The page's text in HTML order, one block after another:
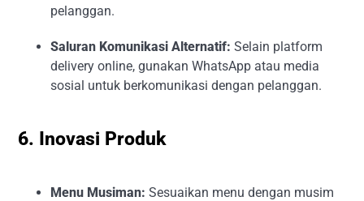
pelanggan.
Saluran Komunikasi Alternatif: Selain platform
delivery online, gunakan WhatsApp atau media
sosial untuk berkomunikasi dengan pelanggan.
6. Inovasi Produk
Menu Musiman: Sesuaikan menu dengan musim